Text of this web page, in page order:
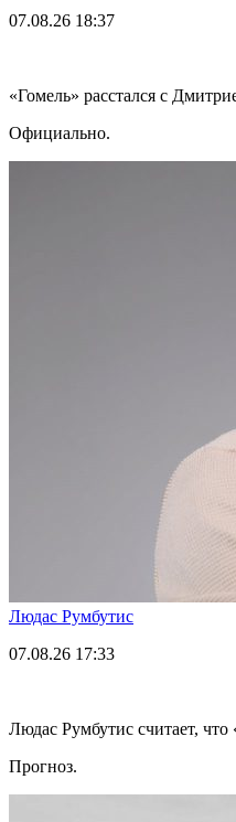
07.08.26 18:37
«Гомель» расстался с
Официально.
Людас Румбутис
07.08.26 17:33
Людас Румбутис считает,
Прогноз.